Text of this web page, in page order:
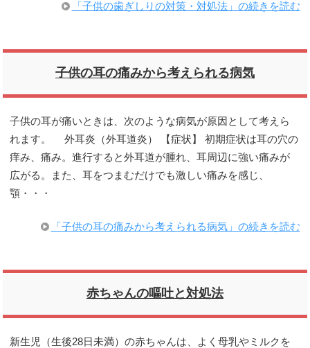
「子供の歯ぎしりの対策・対処法」の続きを読む
子供の耳の痛みから考えられる病気
子供の耳が痛いときは、次のような病気が原因として考えら
れます。 外耳炎（外耳道炎） 【症状】 初期症状は耳の穴の
痒み、痛み。進行すると外耳道が腫れ、耳周辺に強い痛みが
広がる。また、耳をつまむだけでも激しい痛みを感じ、
顎・・・
「子供の耳の痛みから考えられる病気」の続きを読む
赤ちゃんの嘔吐と対処法
新生児（生後28日未満）の赤ちゃんは、よく母乳やミルクを